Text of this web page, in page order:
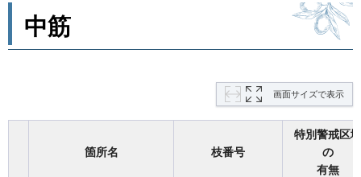
中筋
画面サイズで表示
箇所名 枝番号
特別警戒区域
の
有無